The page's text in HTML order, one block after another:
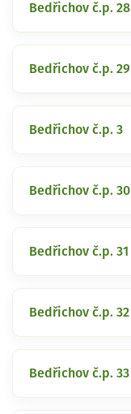
Bedřichov č.p. 28
Bedřichov č.p. 29
Bedřichov č.p. 3
Bedřichov č.p. 30
Bedřichov č.p. 31
Bedřichov č.p. 32
Bedřichov č.p. 33